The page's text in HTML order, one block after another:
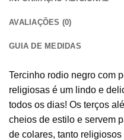
AVALIAÇÕES (0)
GUIA DE MEDIDAS
Tercinho rodio negro com
religiosas é um lindo e
todos os dias! Os terços
cheios de estilo e servem
de colares, tanto